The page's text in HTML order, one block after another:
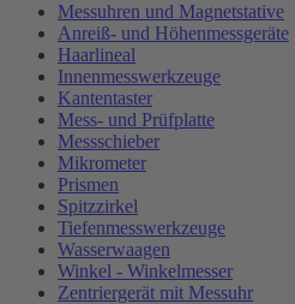
Messuhren und Magnetstative
Anreiß- und Höhenmessgeräte
Haarlineal
Innenmesswerkzeuge
Kantentaster
Mess- und Prüfplatte
Messschieber
Mikrometer
Prismen
Spitzzirkel
Tiefenmesswerkzeuge
Wasserwaagen
Winkel - Winkelmesser
Zentriergerät mit Messuhr